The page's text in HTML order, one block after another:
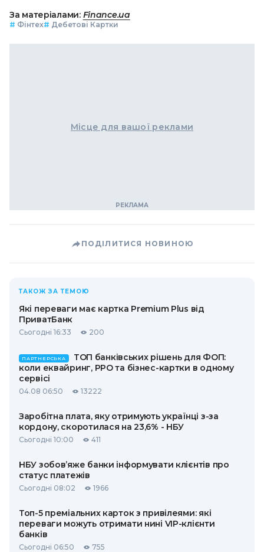
За матеріалами: Finance.ua
# Фінтех# Дебетові Картки
Місце для вашої реклами
ПОДІЛИТИСЯ НОВИНОЮ
ТАКОЖ ЗА ТЕМОЮ
Які переваги має картка Premium Plus від
ПриватБанк
Сьогодні 16:33 200
ПАРТНЕРСЬКА
ТОП банківських рішень для ФОП:
коли еквайринг, РРО та бізнес-картки в одному
сервісі
04.08 06:50 13222
Заробітна плата, яку отримують українці з-за
кордону, скоротилася на 23,6% - НБУ
Сьогодні 10:00 411
НБУ зобов’яже банки інформувати клієнтів про
статус платежів
Сьогодні 08:02 1966
Топ-5 преміальних карток з привілеями: які
переваги можуть отримати нині VIP-клієнти
банків
Сьогодні 06:50 755